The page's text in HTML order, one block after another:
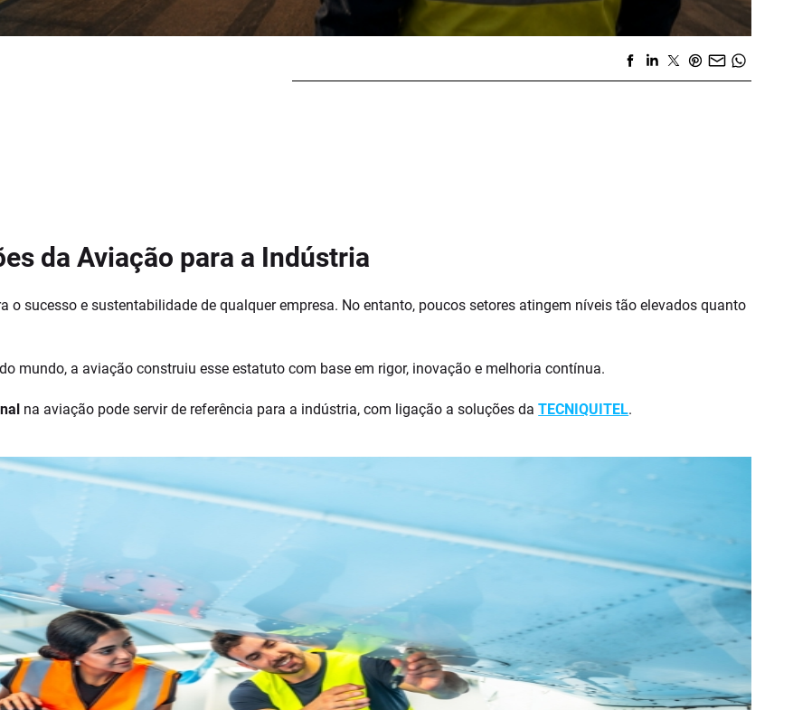
da Aviação para a Indústria
o sucesso e sustentabilidade de qualquer empresa. No entanto, poucos setores atingem níveis tão elevados quanto
mundo, a aviação construiu esse estatuto com base em rigor, inovação e melhoria contínua.
na aviação pode servir de referência para a indústria, com ligação a soluções daTECNIQUITEL.